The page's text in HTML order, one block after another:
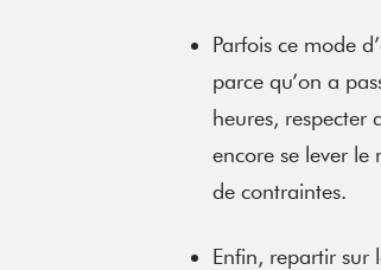
Parfois ce mode
parce qu’on a
heures, respecter
encore se lever
de contraintes.
Enfin, repartir sur